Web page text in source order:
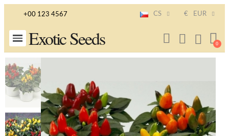
+00 123 4567 CS € EUR
Exotic Seeds